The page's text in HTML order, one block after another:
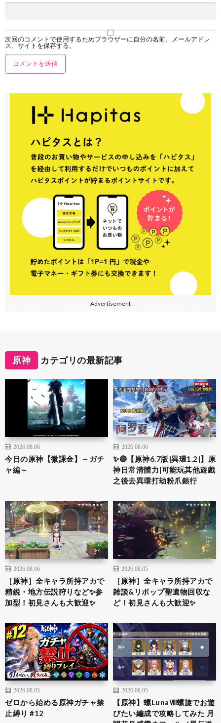
次回のコメントで使用するためブラウザーに自分の名前、メールアドレ
ス、サイトを保存する。
Advertisement
原神 カテゴリの最新記事
2026.08.06
今日の原神【微課金】～ガチ
ャ編～
2026.08.06
✨🔴【原神6.7版|異環1.2|】原
神日常清體力|可能玩其他遊戲
之後去異環打劫粉爪銀行
2026.08.06
［原神］全キャラ所持アカで
精鋭・地方伝説狩りなど✨参
加型！初見さんも大歓迎✨
2026.08.05
［原神］全キャラ所持アカで
雑談&リポップ聖遺物回収な
ど！初見さんも大歓迎✨
2026.08.05
ゼロから始める原神ガチャ禁
止縛り #12
2026.08.05
【原神】螺LunaⅧ螺旋でお遊
びたい編成で攻略してみた 月